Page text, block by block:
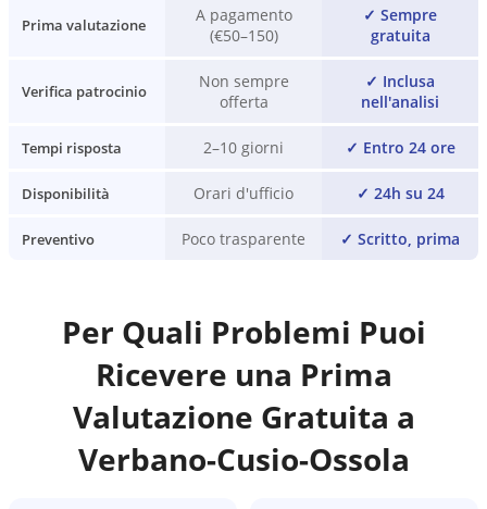
Prima valutazione
A pagamento
(€50–150)
✓ Sempre
gratuita
Verifica patrocinio
Non sempre
offerta
✓ Inclusa
nell'analisi
Tempi risposta 2–10 giorni ✓ Entro 24 ore
Disponibilità Orari d'ufficio ✓ 24h su 24
Preventivo Poco trasparente ✓ Scritto, prima
Per Quali Problemi Puoi
Ricevere una Prima
Valutazione Gratuita a
Verbano-Cusio-Ossola